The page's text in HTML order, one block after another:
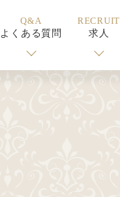
Q&A
よくある質問
RECRUIT
求人